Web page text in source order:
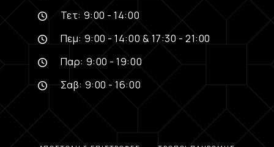
Τετ: 9:00 - 14:00
Πεμ: 9:00 - 14:00 & 17:30 - 21:00
Παρ: 9:00 - 19:00
Σαβ: 9:00 - 16:00